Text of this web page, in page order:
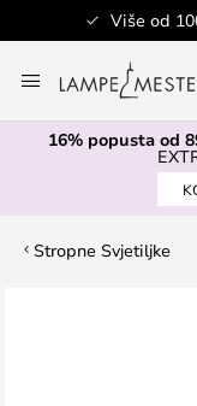
Više od
to
Content
16% popusta od
Stropne Svjetiljke